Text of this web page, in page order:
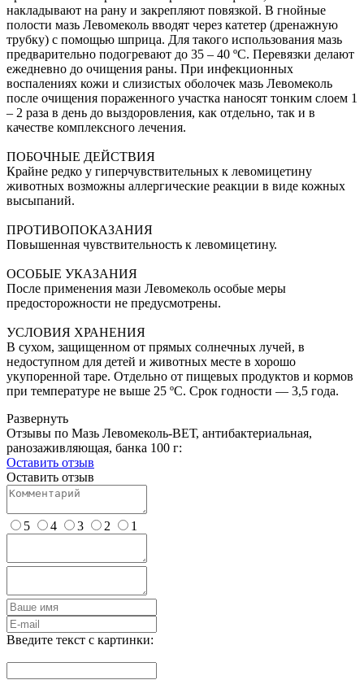
накладывают на рану и закрепляют повязкой. В гнойные
полости мазь Левомеколь вводят через катетер (дренажную
трубку) с помощью шприца. Для такого использования мазь
предварительно подогревают до 35 – 40 ºС. Перевязки делают
ежедневно до очищения раны. При инфекционных
воспалениях кожи и слизистых оболочек мазь Левомеколь
после очищения пораженного участка наносят тонким слоем 1
– 2 раза в день до выздоровления, как отдельно, так и в
качестве комплексного лечения.
ПОБОЧНЫЕ ДЕЙСТВИЯ
Крайне редко у гиперчувствительных к левомицетину
животных возможны аллергические реакции в виде кожных
высыпаний.
ПРОТИВОПОКАЗАНИЯ
Повышенная чувствительность к левомицетину.
ОСОБЫЕ УКАЗАНИЯ
После применения мази Левомеколь особые меры
предосторожности не предусмотрены.
УСЛОВИЯ ХРАНЕНИЯ
В сухом, защищенном от прямых солнечных лучей, в
недоступном для детей и животных месте в хорошо
укупоренной таре. Отдельно от пищевых продуктов и кормов
при температуре не выше 25 ºС. Срок годности — 3,5 года.
Развернуть
Отзывы по Мазь Левомеколь-ВЕТ, антибактериальная,
ранозаживляющая, банка 100 г:
Оставить отзыв
Оставить отзыв
5 4 3 2 1
Введите текст с картинки: